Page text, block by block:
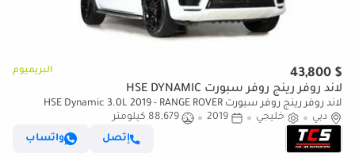
$ 43,800 البريميوم
لاند روفر رينج روفر سبورت HSE DYNAMIC
لاند روفر رينج روفر سبورت HSE Dynamic 3.0L 2019 - RANGE ROVER
SPORT HSE DYNAMIC - GCC - IMMACULATE CAR
دبي خليجي 2019
88,679 كيلومتر
إتصل
واتساب